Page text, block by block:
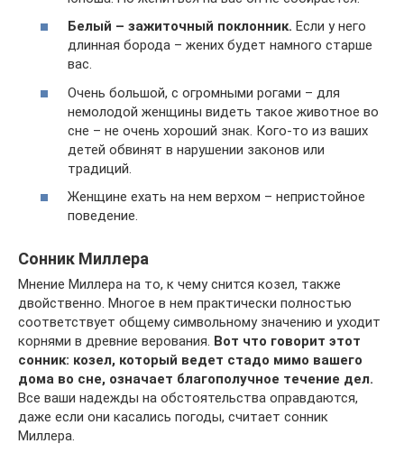
Белый – зажиточный поклонник. Если у него
длинная борода – жених будет намного старше
вас.
Очень большой, с огромными рогами – для
немолодой женщины видеть такое животное во
сне – не очень хороший знак. Кого-то из ваших
детей обвинят в нарушении законов или
традиций.
Женщине ехать на нем верхом – непристойное
поведение.
Сонник Миллера
Мнение Миллера на то, к чему снится козел, также
двойственно. Многое в нем практически полностью
соответствует общему символьному значению и уходит
корнями в древние верования. Вот что говорит этот
сонник: козел, который ведет стадо мимо вашего
дома во сне, означает благополучное течение дел.
Все ваши надежды на обстоятельства оправдаются,
даже если они касались погоды, считает сонник
Миллера.